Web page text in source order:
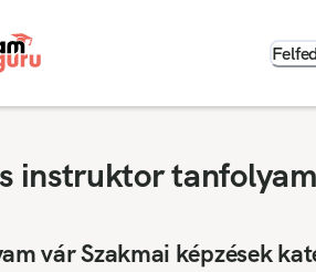
instruktor
vár Szakmai képzések